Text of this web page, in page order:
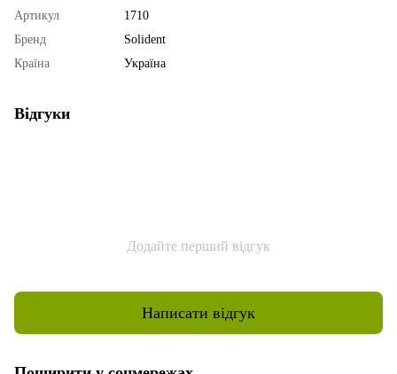
Артикул
1710
Бренд
Solident
Країна
Україна
Відгуки
Додайте перший відгук
Написати відгук